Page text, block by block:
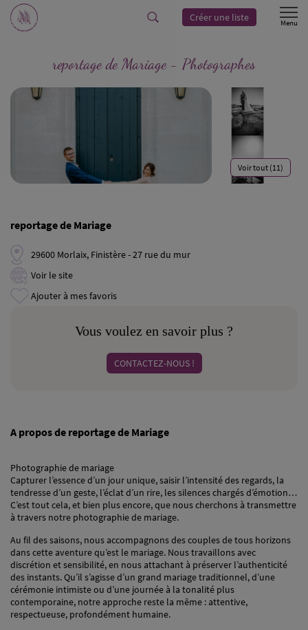
Créer une liste
reportage de Mariage - Photographes
Voir tout (11)
reportage de Mariage
29600 Morlaix, Finistère - 27 rue du mur
Voir le site
Ajouter à mes favoris
Vous voulez en savoir plus ?
CONTACTEZ-NOUS !
A propos de reportage de Mariage
Photographie de mariage
Capturer l’essence d’un jour unique, saisir l’intensité des regards, la
tendresse d’un geste, l’éclat d’un rire, les silences chargés d’émotion…
C’est tout cela, et bien plus encore, que nous cherchons à transmettre
à travers notre photographie de mariage.
Au fil des saisons, nous accompagnons des couples de tous horizons
dans cette aventure qu’est le mariage. Nous travaillons avec
discrétion et sensibilité, en nous attachant à préserver l’authenticité
des instants. Qu’il s’agisse d’un grand mariage traditionnel, d’une
cérémonie intimiste ou d’une journée à la tonalité plus
contemporaine, notre approche reste la même : attentive,
respectueuse, profondément humaine.